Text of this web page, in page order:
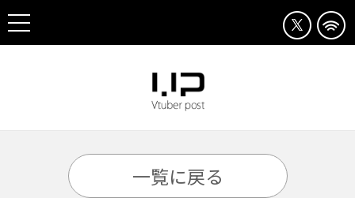
一覧に戻る